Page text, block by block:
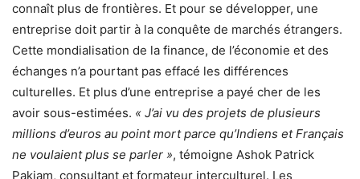
connaît plus de frontières. Et pour se développer, une
entreprise doit partir à la conquête de marchés étrangers.
Cette mondialisation de la finance, de l’économie et des
échanges n’a pourtant pas effacé les différences
culturelles. Et plus d’une entreprise a payé cher de les
avoir sous-estimées. « J’ai vu des projets de plusieurs
millions d’euros au point mort parce qu’Indiens et Français
ne voulaient plus se parler », témoigne Ashok Patrick
Pakiam, consultant et formateur interculturel. Les